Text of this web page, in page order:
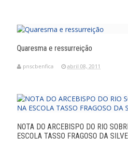
Quaresma e ressurreição
pnscbenfica abril 08, 2011
NOTA DO ARCEBISPO DO RIO
ESCOLA TASSO FRAGOSO DA